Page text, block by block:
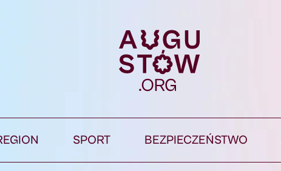
SPORT BEZPIECZEŃSTWO